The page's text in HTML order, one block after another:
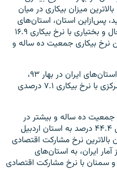
میزان بیکاری در میان
پس‌ازاین استان، استان‌های
سمنان با ۱۷.۴ درصد و چهارمحال و بختیاری با نرخ بیکاری ۱۶.۹
نرخ بیکاری جمعیت ده ساله و
پایین‌ترین نرخ بیکاری در میان استان‌های ایران در بهار ۹۳،
مربوط به استان‌های تهران و مرکزی با نرخ بیکاری ۷.۱ درصدی
جمعیت ده ساله و بیشتر در
سراسر ایران نیز با رقمی معادل ۴۴.۴ درصد به استان اردبیل
نرخ مشارکت اقتصادی
ایران، به استان‌های
شرقی با ۴۲.۵ درصد و سمنان با نرخ مشارکت اقتصادی